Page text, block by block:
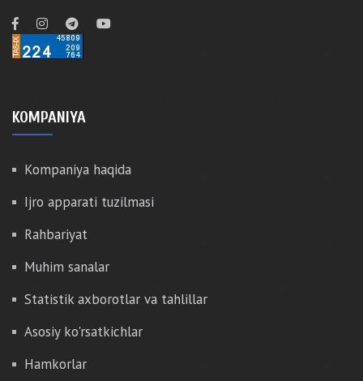
KOMPANIYA
Kompaniya haqida
Ijro apparati tuzilmasi
Rahbariyat
Muhim sanalar
Statistik axborotlar va tahlillar
Asosiy ko'rsatkichlar
Hamkorlar